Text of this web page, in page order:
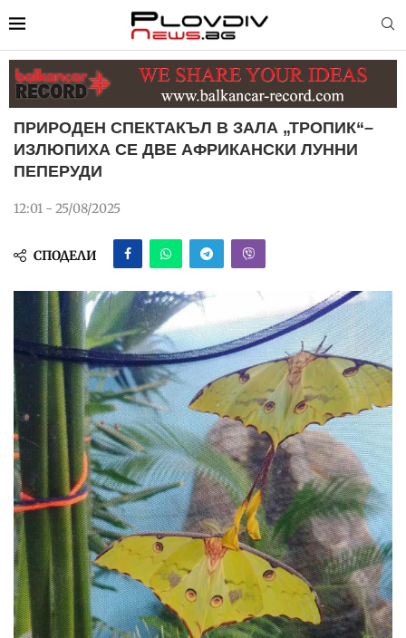
ПРИРОДЕН СПЕКТАКЪЛ В ЗАЛА „ТРОПИК“–
ИЗЛЮПИХА СЕ ДВЕ АФРИКАНСКИ ЛУННИ
ПЕПЕРУДИ
12:01 - 25/08/2025
СПОДЕЛИ